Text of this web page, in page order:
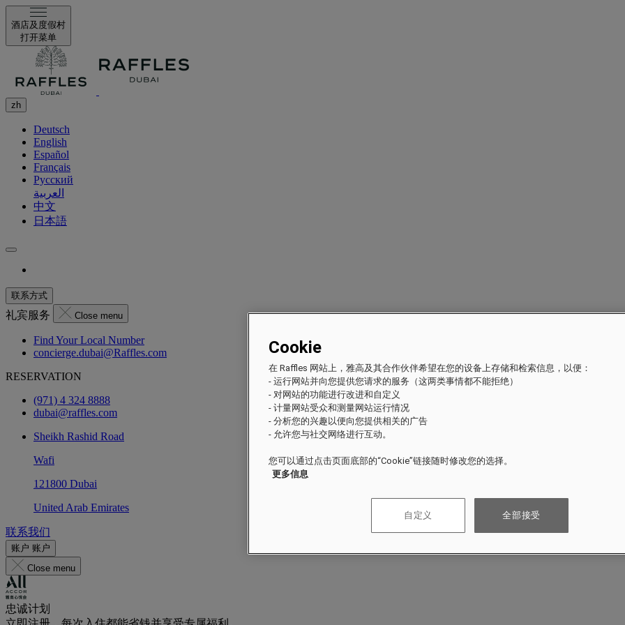
酒店及度假村
打开菜单
zh
Deutsch
English
Español
Français
Русский
العربية
中文
日本語
联系方式
礼宾服务 Close menu
Find Your Local Number
concierge.dubai@Raffles.com
RESERVATION
(971) 4 324 8888
dubai@raffles.com
Sheikh Rashid Road
Wafi
121800 Dubai
United Arab Emirates
联系我们
账户 账户
Close menu
忠诚计划
Cookie
在 Raffles 网站上，雅高及其合作伙伴希望在您的设备上存储和检索信息，以便：
- 运行网站并向您提供您请求的服务（这两类事情都不能拒绝）
- 对网站的功能进行改进和自定义
- 计量网站受众和测量网站运行情况
- 分析您的兴趣以便向您提供相关的广告
- 允许您与社交网络进行互动。
您可以通过点击页面底部的“Cookie”链接随时修改您的选择。
更多信息
自定义 全部接受